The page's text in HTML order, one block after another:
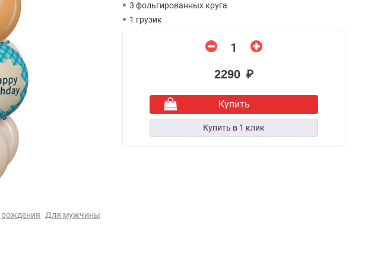
Для мужчины
3 фольгированных круга
1 грузик
2290 ₽
Купить